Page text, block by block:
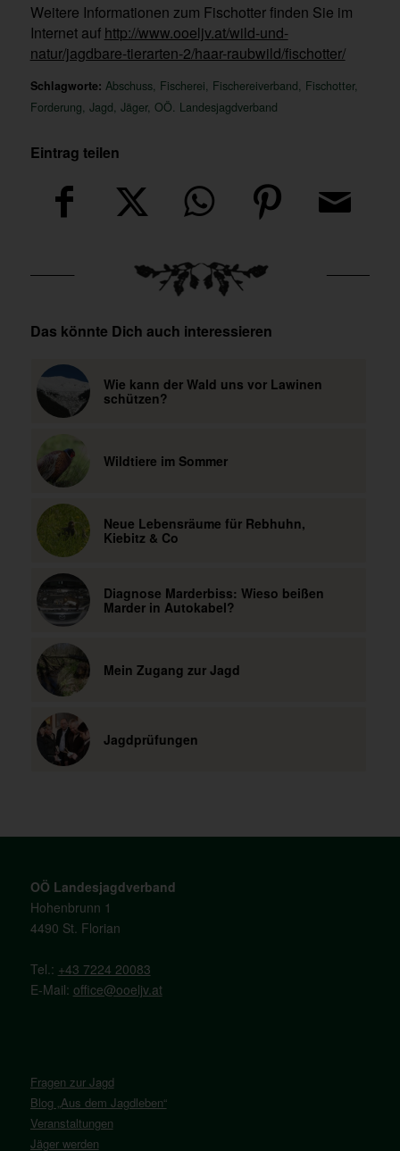
Weitere Informationen zum Fischotter finden Sie im
Internet auf http://www.ooeljv.at/wild-und-
natur/jagdbare-tierarten-2/haar-raubwild/fischotter/
Schlagworte: Abschuss, Fischerei, Fischereiverband, Fischotter,
Forderung, Jagd, Jäger, OÖ. Landesjagdverband
Eintrag teilen
Das könnte Dich auch interessieren
Wie kann der Wald uns vor Lawinen
schützen?
Wildtiere im Sommer
Neue Lebensräume für Rebhuhn,
Kiebitz & Co
Diagnose Marderbiss: Wieso beißen
Marder in Autokabel?
Mein Zugang zur Jagd
Jagdprüfungen
OÖ Landesjagdverband
Hohenbrunn 1
4490 St. Florian
Tel.: +43 7224 20083
E-Mail: office@ooeljv.at
Fragen zur Jagd
Blog „Aus dem Jagdleben“
Veranstaltungen
Jäger werden